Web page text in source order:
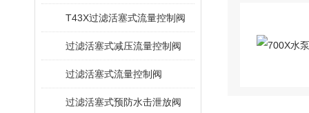
T43X过滤活塞式流量控制阀
过滤活塞式减压流量控制阀
过滤活塞式流量控制阀
过滤活塞式预防水击泄放阀